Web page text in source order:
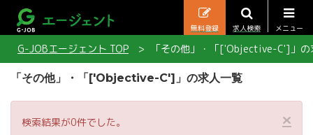
メニュー
求人検索
無料登録
G-JOBエージェント TOP 「その他」・「['Objective-C']」の
「その他」・「['Objective-C']」の求人一覧
×
検索結果が0件でした。